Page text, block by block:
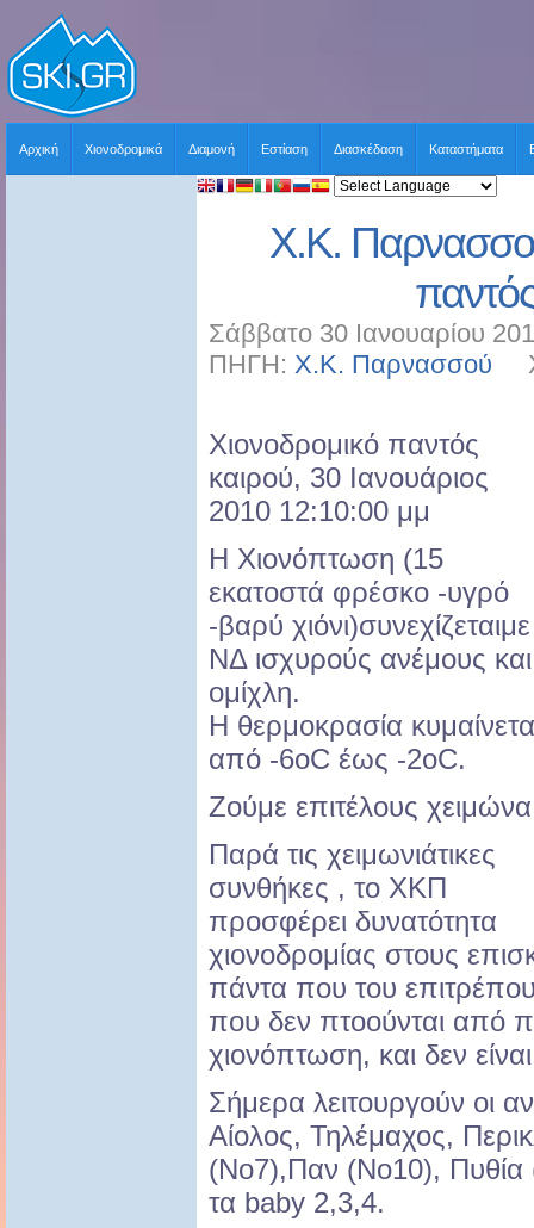
Αρχική Χιονοδρομικά Διαμονή Εστίαση Διασκέδαση Καταστήματα
Χ.Κ.
Σάββατο 30 Ιανουαρίου
ΠΗΓΗ: Χ.Κ. Παρνασσού
Χιονοδρομικό παντός
καιρού, 30 Ιανουάριος
2010 12:10:00 μμ
Η Χιονόπτωση (15
εκατοστά φρέσκο -υγρό
-βαρύ χιόνι)συνεχίζεταιμε
ΝΔ ισχυρούς ανέμους και
ομίχλη.
Η θερμοκρασία
από -6οC έως -2οC.
Ζούμε επιτέλους
Παρά τις χειμωνιάτικες
συνθήκες , το ΧΚΠ
προσφέρει δυνατότητα
χιονοδρομίας στους
πάντα που του
που δεν πτοούνται από
χιονόπτωση, και δεν είναι
Σήμερα λειτουργούν οι
Αίολος, Τηλέμαχος,
(Νο7),Παν (Νο10), Πυθία
τα baby 2,3,4.